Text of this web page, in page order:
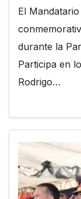
El
durante la
Participa en
Rodrigo…